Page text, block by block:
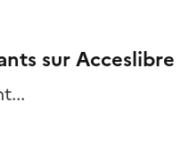
sur Acceslibre